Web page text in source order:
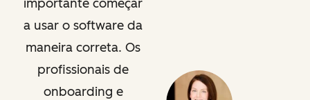
importante começar
a usar o software da
maneira correta. Os
profissionais de
onboarding e